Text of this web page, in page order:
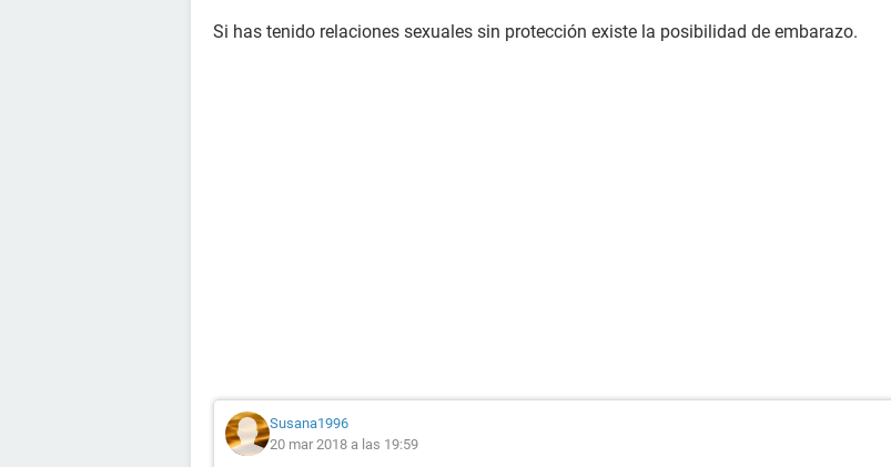
Si has tenido relaciones sexuales sin protección existe la posibilidad de embarazo.
Susana1996
20 mar 2018 a las 19:59